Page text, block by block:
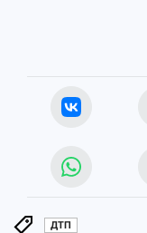
ДТП